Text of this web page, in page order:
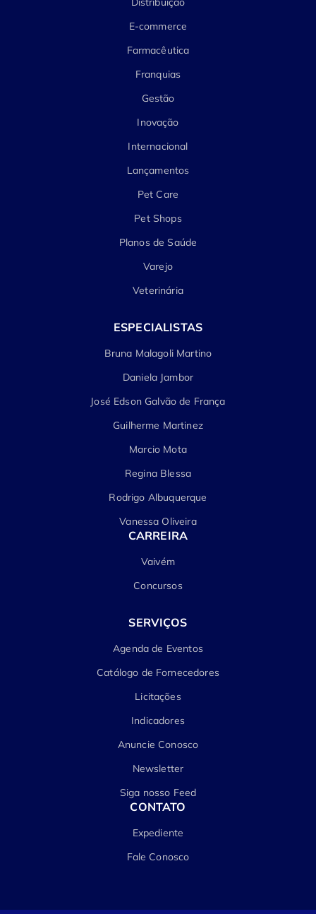
E-commerce
Farmacêutica
Franquias
Gestão
Inovação
Internacional
Lançamentos
Pet Care
Pet Shops
Planos de Saúde
Varejo
Veterinária
ESPECIALISTAS
Bruna Malagoli Martino
Daniela Jambor
José Edson Galvão de França
Guilherme Martinez
Marcio Mota
Regina Blessa
Rodrigo Albuquerque
Vanessa Oliveira
CARREIRA
Vaivém
Concursos
SERVIÇOS
Agenda de Eventos
Catálogo de Fornecedores
Licitações
Indicadores
Anuncie Conosco
Newsletter
Siga nosso Feed
CONTATO
Expediente
Fale Conosco